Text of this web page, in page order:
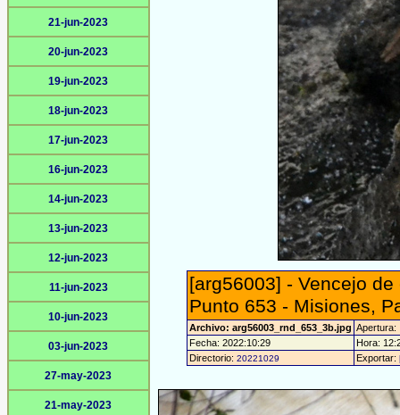
21-jun-2023
20-jun-2023
19-jun-2023
18-jun-2023
17-jun-2023
16-jun-2023
14-jun-2023
13-jun-2023
12-jun-2023
11-jun-2023
10-jun-2023
03-jun-2023
27-may-2023
21-may-2023
[arg56003] - Vencejo
Punto 653 - Misiones,
Archivo: arg56003_rnd_653_3b.jpg Apertura:
Fecha: 2022:10:29
Hora:
Directorio: 20221029 Exportar: